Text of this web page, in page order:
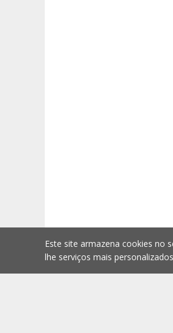
Este site armazena cookies no
lhe serviços mais